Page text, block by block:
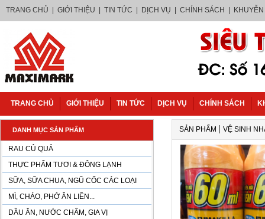
TRANG CHỦ GIỚI THIỆU TIN TỨC DỊCH VỤ CHÍNH SÁCH
TRANG CHỦ GIỚI THIỆU TIN TỨC DỊCH VỤ CHÍNH SÁCH
DANH MỤC SẢN PHẨM
RAU CỦ QUẢ
THỰC PHẨM TƯƠI & ĐÔNG LẠNH
SỮA, SỮA CHUA, NGŨ CỐC CÁC LOẠI
MÌ, CHÁO, PHỞ ĂN LIỀN...
DẦU ĂN, NƯỚC CHẤM, GIA VỊ
SẢN PHẨM | VỆ SINH